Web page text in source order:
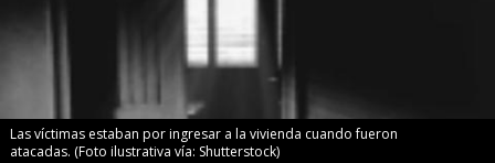
Las víctimas estaban por ingresar a la vivienda cuando fueron
atacadas. (Foto ilustrativa vía: Shutterstock)